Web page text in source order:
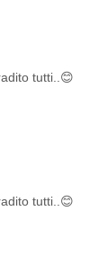
tutti..😊
tutti..😊